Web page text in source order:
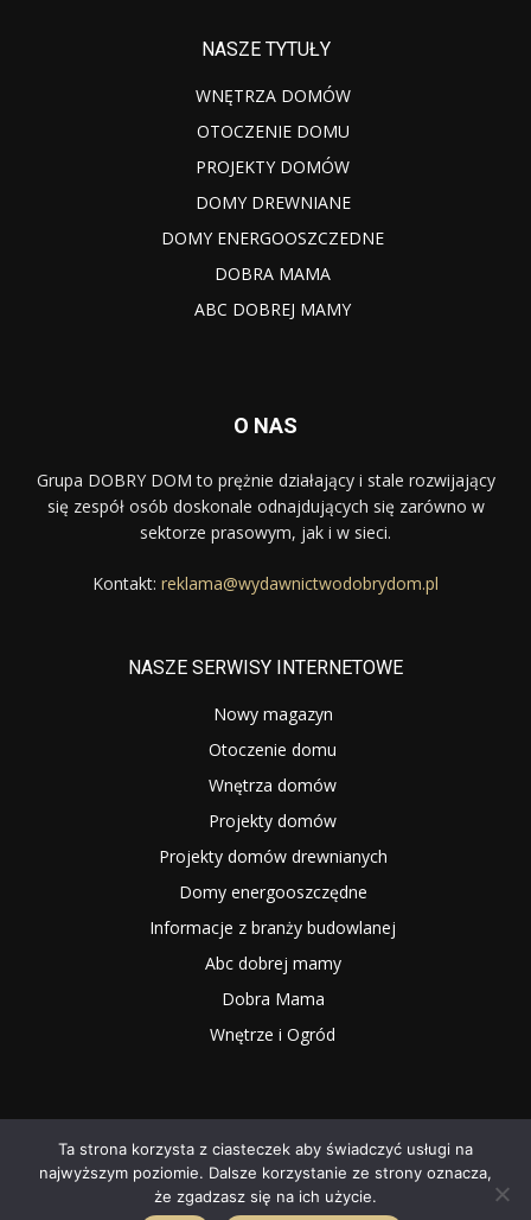
NASZE TYTUŁY
WNĘTRZA DOMÓW
OTOCZENIE DOMU
PROJEKTY DOMÓW
DOMY DREWNIANE
DOMY ENERGOOSZCZEDNE
DOBRA MAMA
ABC DOBREJ MAMY
O NAS
Grupa DOBRY DOM to prężnie działający i stale rozwijający
się zespół osób doskonale odnajdujących się zarówno w
sektorze prasowym, jak i w sieci.
Kontakt: reklama@wydawnictwodobrydom.pl
NASZE SERWISY INTERNETOWE
Nowy magazyn
Otoczenie domu
Wnętrza domów
Projekty domów
Projekty domów drewnianych
Domy energooszczędne
Informacje z branży budowlanej
Abc dobrej mamy
Dobra Mama
Wnętrze i Ogród
2025 NOWYMAGAZYN.PL
Ta strona korzysta z ciasteczek aby świadczyć usługi na
najwyższym poziomie. Dalsze korzystanie ze strony oznacza,
że zgadzasz się na ich użycie.